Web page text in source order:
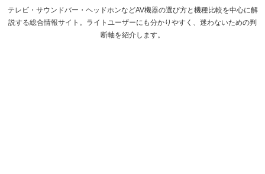
テレビ・サウンドバー・ヘッドホンなどAV機器の選び方と機種比較を中心に解
説する総合情報サイト。ライトユーザーにも分かりやすく、迷わないための判
断軸を紹介します。